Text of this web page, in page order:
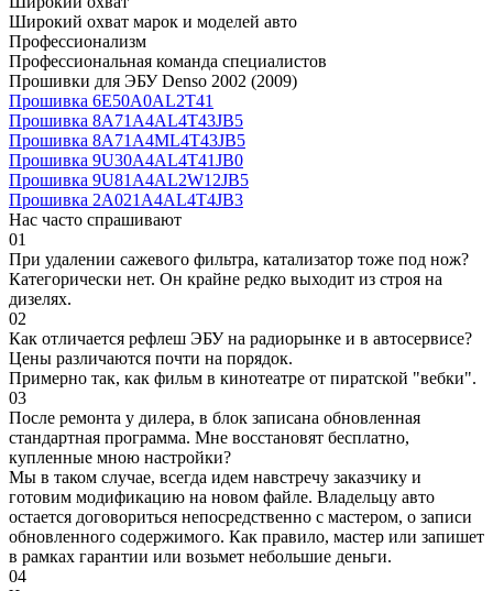
Широкий охват марок и моделей авто
Профессионализм
Профессиональная команда специалистов
Прошивки для ЭБУ Denso 2002 (2009)
Прошивка 6E50A0AL2T41
Прошивка 8A71A4AL4T43JB5
Прошивка 8A71A4ML4T43JB5
Прошивка 9U30A4AL4T41JB0
Прошивка 9U81A4AL2W12JB5
Прошивка 2A021A4AL4T4JB3
Нас часто спрашивают
01
При удалении сажевого фильтра, катализатор тоже под нож?
Категорически нет. Он крайне редко выходит из строя на
дизелях.
02
Как отличается рефлеш ЭБУ на радиорынке и в автосервисе?
Цены различаются почти на порядок.
Примерно так, как фильм в кинотеатре от пиратской "вебки".
03
После ремонта у дилера, в блок записана обновленная
стандартная программа. Мне восстановят бесплатно,
купленные мною настройки?
Мы в таком случае, всегда идем навстречу заказчику и
готовим модификацию на новом файле. Владельцу авто
остается договориться непосредственно с мастером, о записи
обновленного содержимого. Как правило, мастер или запишет
в рамках гарантии или возьмет небольшие деньги.
04